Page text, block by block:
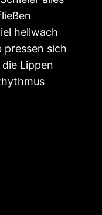
hellwach
pressen sich
Lippen